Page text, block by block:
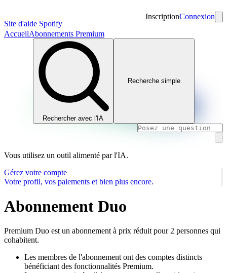
Site d'aide Spotify
InscriptionConnexion
AccueilAbonnements Premium
Rechercher avec l'IA
Recherche simple
Vous utilisez un outil alimenté par l'IA.
Gérez votre compte
Votre profil, vos paiements et bien plus encore.
Abonnement Duo
Premium Duo est un abonnement à prix réduit pour 2 personnes qui
cohabitent.
Les membres de l'abonnement ont des comptes distincts
bénéficiant des fonctionnalités Premium.